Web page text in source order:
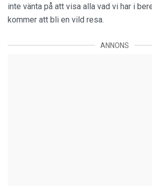
inte vänta på att visa alla vad vi har i
kommer att bli en vild resa.
ANNONS